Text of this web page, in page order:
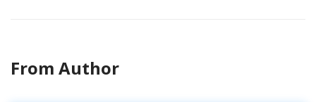
From Author